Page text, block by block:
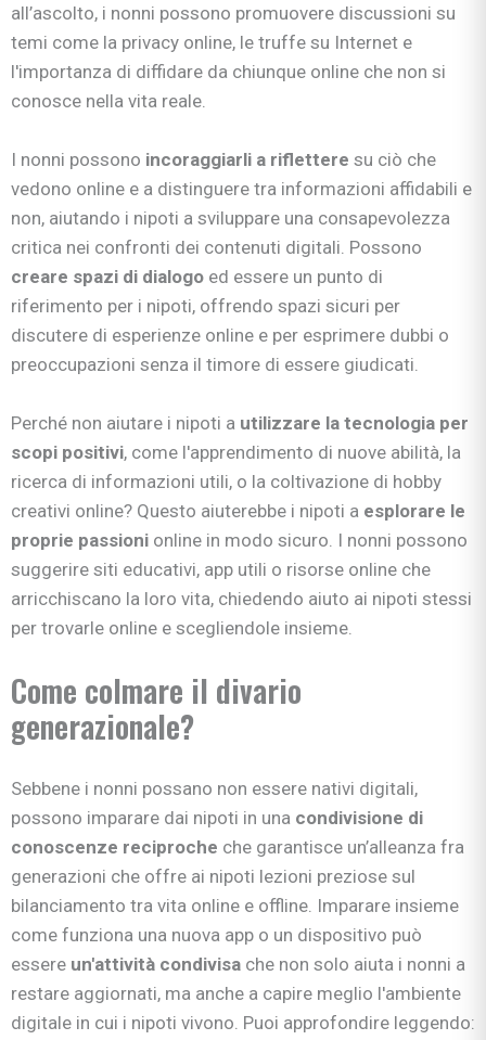
all’ascolto, i nonni possono promuovere discussioni su
temi come la privacy online, le truffe su Internet e
l'importanza di diffidare da chiunque online che non si
conosce nella vita reale.
I nonni possono incoraggiarli a riflettere su ciò che
vedono online e a distinguere tra informazioni affidabili e
non, aiutando i nipoti a sviluppare una consapevolezza
critica nei confronti dei contenuti digitali. Possono
creare spazi di dialogo ed essere un punto di
riferimento per i nipoti, offrendo spazi sicuri per
discutere di esperienze online e per esprimere dubbi o
preoccupazioni senza il timore di essere giudicati.
Perché non aiutare i nipoti a utilizzare la tecnologia per
scopi positivi, come l'apprendimento di nuove abilità, la
ricerca di informazioni utili, o la coltivazione di hobby
creativi online? Questo aiuterebbe i nipoti a esplorare le
proprie passioni online in modo sicuro. I nonni possono
suggerire siti educativi, app utili o risorse online che
arricchiscano la loro vita, chiedendo aiuto ai nipoti stessi
per trovarle online e scegliendole insieme.
Come colmare il divario
generazionale?
Sebbene i nonni possano non essere nativi digitali,
possono imparare dai nipoti in una condivisione di
conoscenze reciproche che garantisce un’alleanza fra
generazioni che offre ai nipoti lezioni preziose sul
bilanciamento tra vita online e offline. Imparare insieme
come funziona una nuova app o un dispositivo può
essere un'attività condivisa che non solo aiuta i nonni a
restare aggiornati, ma anche a capire meglio l'ambiente
digitale in cui i nipoti vivono. Puoi approfondire leggendo: